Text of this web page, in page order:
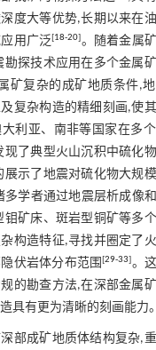
度大等优势,长期以来在
用广泛[18-20]。随着金属
勘探技术应用在多个金属
矿复杂的成矿地质条件,
复杂构造的精细刻画,使
利亚、南非等国家在多
现了典型火山沉积中硫化
展示了地震对硫化物大规
多学者通过地震层析成像
钼矿床、斑岩型铜矿等多
构造特征,寻找并圈定了
伏岩体分布范围[29-33]。
的勘查方法,在深部金属
具有更为清晰的刻画能力。
部成矿地质体结构复杂,